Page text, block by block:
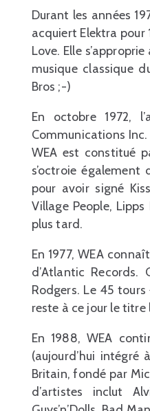
Durant les années
acquiert Elektra pour
Love. Elle
musique classique
Bros ;-)
En octobre 1972,
Communications Inc.
WEA est constitué
s’octroie
pour avoir signé
Village People,
plus tard.
En 1977, WEA
d’Atlantic
Rodgers. Le 45
reste à ce jour le
En 1988, WEA
(aujourd’hui intégré
Britain, fondé par
d’artistes inclut